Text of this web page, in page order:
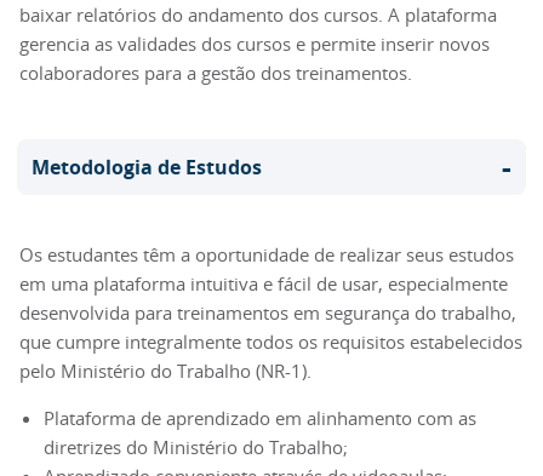
baixar relatórios do andamento dos cursos. A plataforma
gerencia as validades dos cursos e permite inserir novos
colaboradores para a gestão dos treinamentos.
Metodologia de Estudos -
Os estudantes têm a oportunidade de realizar seus estudos
em uma plataforma intuitiva e fácil de usar, especialmente
desenvolvida para treinamentos em segurança do trabalho,
que cumpre integralmente todos os requisitos estabelecidos
pelo Ministério do Trabalho (NR-1).
Plataforma de aprendizado em alinhamento com as
diretrizes do Ministério do Trabalho;